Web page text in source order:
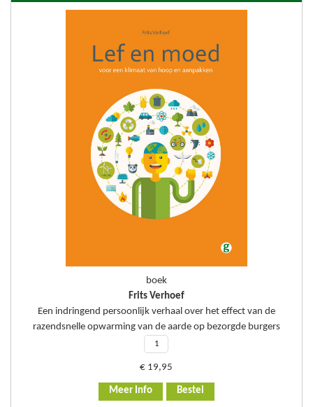
boek
Frits Verhoef
Een indringend persoonlijk verhaal over het effect van de
razendsnelle opwarming van de aarde op bezorgde burgers
€ 19,95
Meer Info Bestel